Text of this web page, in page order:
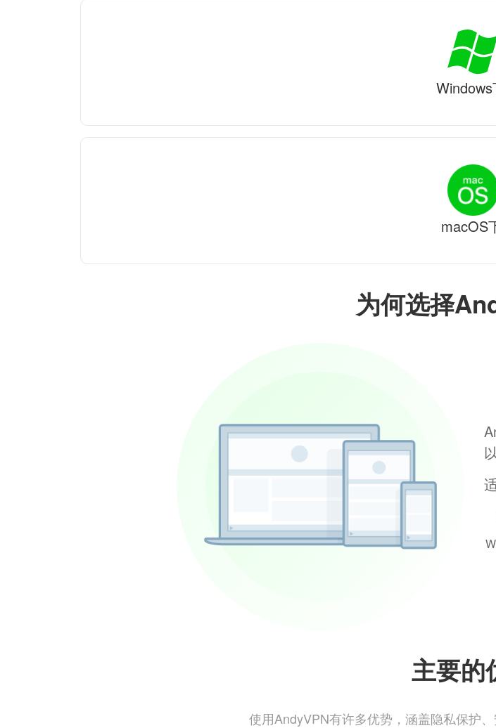
为何选择
主要的
使用AndyVPN有许多优势，涵盖隐私保护
macOS